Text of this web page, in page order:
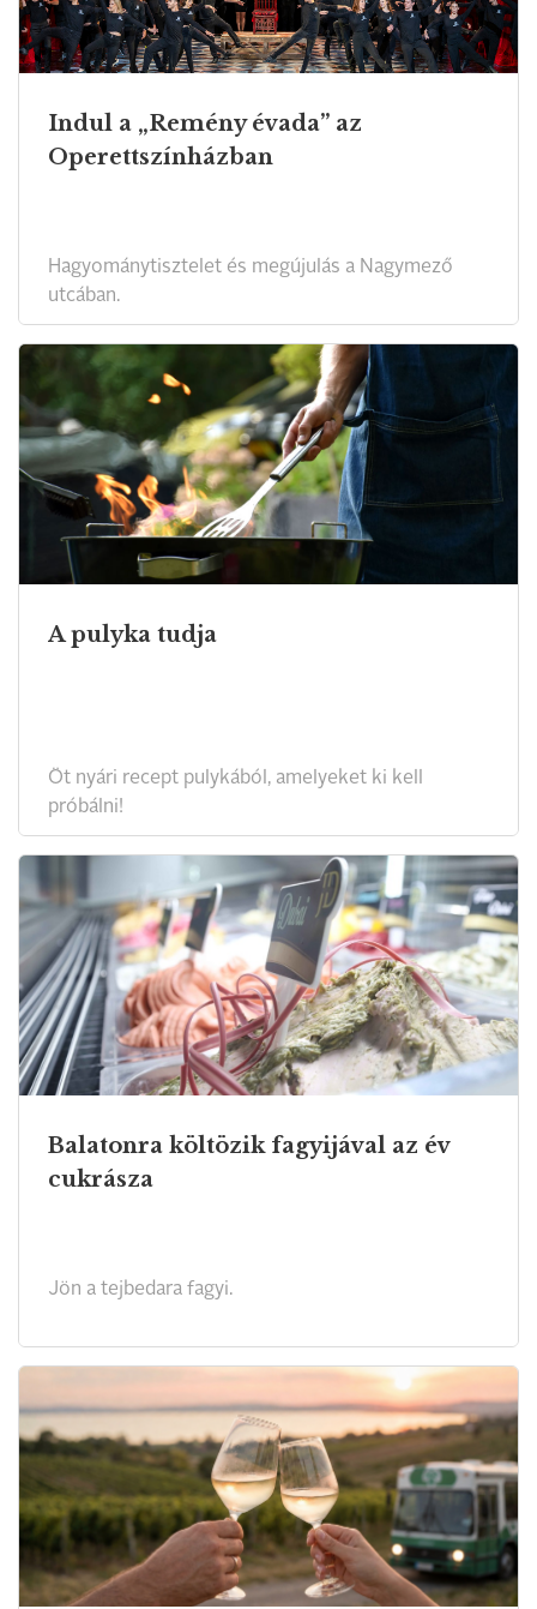
Indul a „Remény évada” az
Operettszínházban
Hagyománytisztelet és megújulás a Nagymező
utcában.
A pulyka tudja
Öt nyári recept pulykából, amelyeket ki kell
próbálni!
Balatonra költözik fagyijával az év
cukrásza
Jön a tejbedara fagyi.